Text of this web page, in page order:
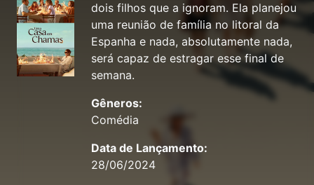
dois filhos que a ignoram. Ela planejou
uma reunião de família no litoral da
Espanha e nada, absolutamente nada,
será capaz de estragar esse final de
semana.
Gêneros:
Comédia
Data de Lançamento:
28/06/2024